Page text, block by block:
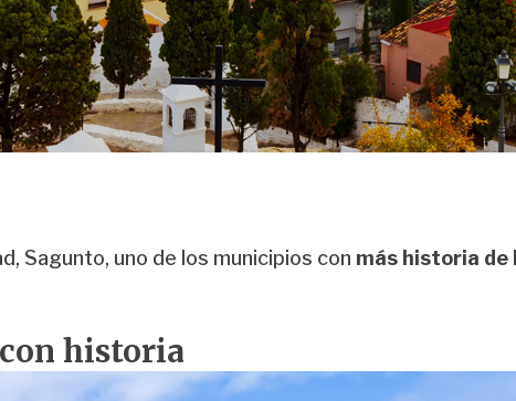
Sagunto, uno de los municipios con más historia de
historia